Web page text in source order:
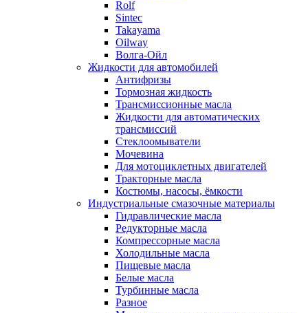
Rolf
Sintec
Takayama
Oilway
Волга-Ойл
Жидкости для автомобилей
Антифризы
Тормозная жидкость
Трансмиссионные масла
Жидкости для автоматических
трансмиссий
Стеклоомыватели
Мочевина
Для мотоциклетных двигателей
Тракторные масла
Костюмы, насосы, ёмкости
Индустриальные смазочные материалы
Гидравлические масла
Редукторные масла
Компрессорные масла
Холодильные масла
Пищевые масла
Белые масла
Турбинные масла
Разное